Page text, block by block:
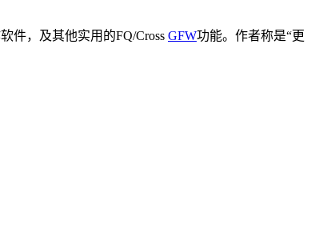
件，及其他实用的FQ/Cross GFW功能。作者称是“更